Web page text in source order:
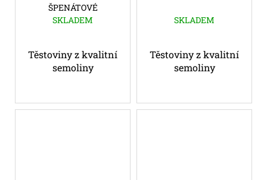
ŠPENÁTOVÉ
SKLADEM
Těstoviny z kvalitní
semoliny
SKLADEM
Těstoviny z kvalitní
semoliny